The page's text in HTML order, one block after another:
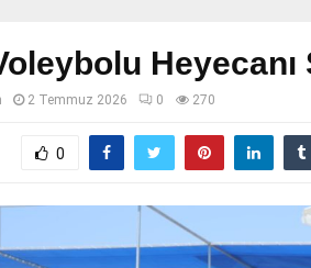
Heyecanı
2 Temmuz 2026 0 270
0